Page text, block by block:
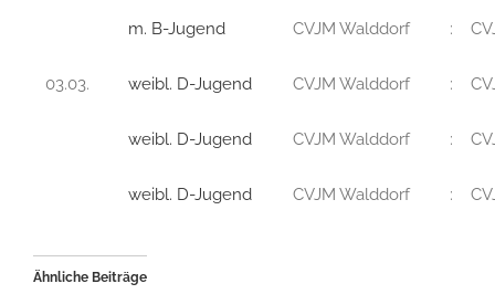
m. B-Jugend CVJM Walddorf :
03.03. weibl. D-Jugend CVJM Walddorf :
weibl. D-Jugend CVJM Walddorf :
weibl. D-Jugend CVJM Walddorf :
Ähnliche Beiträge